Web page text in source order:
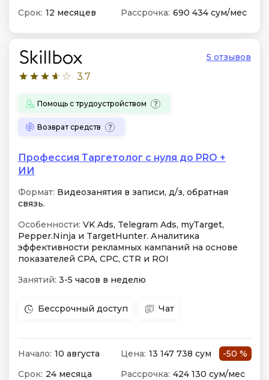
Срок: 12 месяцев Рассрочка: 690 434 сум/мес
3.7
5 отзывов
Помощь с трудоустройством
Возврат средств
Профессия Таргетолог с нуля до PRO +
ИИ
Формат: Видеозанятия в записи, д/з, обратная
связь.
Особенности: VK Ads, Telegram Ads, myTarget,
Pepper.Ninja и TargetHunter. Аналитика
эффективности рекламных кампаний на основе
показателей CPA, CPC, CTR и ROI
Занятий: 3-5 часов в неделю
Бессрочный доступ Чат
Начало: 10 августа Цена: 13 147 738 сум
-50 %
Срок: 24 месяца Рассрочка: 424 130 сум/мес